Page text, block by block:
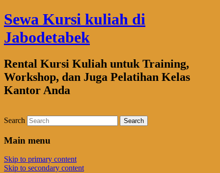
Sewa Kursi kuliah di
Jabodetabek
Rental Kursi Kuliah untuk Training,
Workshop, dan Juga Pelatihan Kelas
Kantor Anda
Search
Main menu
Skip to primary content
Skip to secondary content